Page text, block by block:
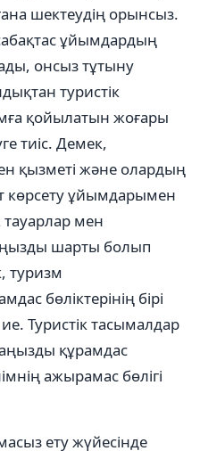
шектеудің орынсыз.
ұйымдардың
онсыз тұтыну
туристік
қойылатын жоғары
тиіс. Демек,
қызметі және олардың
көрсету ұйымдарымен
тауарлар мен
шарты болып
туризм
бөліктерінің бірі
Туристік тасымалдар
құрамдас
ажырамас бөлігі
ету жүйесінде